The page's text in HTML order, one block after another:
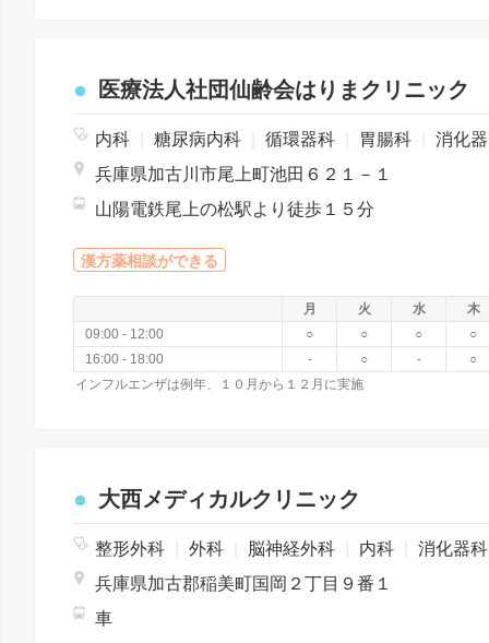
医療法人社団仙齢会はりまクリニック
内科 糖尿病内科 循環器科 胃腸科
消化器科
兵庫県加古川市尾上町池田６２１－１
山陽電鉄尾上の松駅より徒歩１５分
漢方薬相談ができる
月 火 水
木
09:00 - 12:00
○ ○ ○
○
16:00 - 18:00
- ○ -
○
インフルエンザは例年、１０月から１２月に実施
大西メディカルクリニック
整形外科 外科 脳神経外科 内科
消化器
兵庫県加古郡稲美町国岡２丁目９番１
車